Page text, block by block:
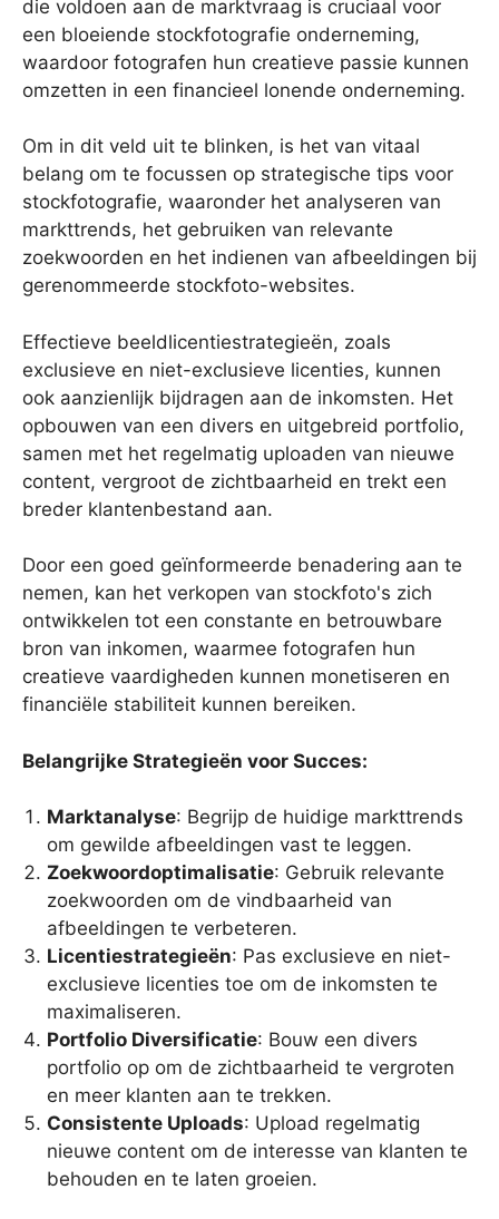
die voldoen aan de marktvraag is cruciaal voor
een bloeiende stockfotografie onderneming,
waardoor fotografen hun creatieve passie kunnen
omzetten in een financieel lonende onderneming.
Om in dit veld uit te blinken, is het van vitaal
belang om te focussen op strategische tips voor
stockfotografie, waaronder het analyseren van
markttrends, het gebruiken van relevante
zoekwoorden en het indienen van afbeeldingen bij
gerenommeerde stockfoto-websites.
Effectieve beeldlicentiestrategieën, zoals
exclusieve en niet-exclusieve licenties, kunnen
ook aanzienlijk bijdragen aan de inkomsten. Het
opbouwen van een divers en uitgebreid portfolio,
samen met het regelmatig uploaden van nieuwe
content, vergroot de zichtbaarheid en trekt een
breder klantenbestand aan.
Door een goed geïnformeerde benadering aan te
nemen, kan het verkopen van stockfoto's zich
ontwikkelen tot een constante en betrouwbare
bron van inkomen, waarmee fotografen hun
creatieve vaardigheden kunnen monetiseren en
financiële stabiliteit kunnen bereiken.
Belangrijke Strategieën voor Succes:
Marktanalyse: Begrijp de huidige markttrends
om gewilde afbeeldingen vast te leggen.
Zoekwoordoptimalisatie: Gebruik relevante
zoekwoorden om de vindbaarheid van
afbeeldingen te verbeteren.
Licentiestrategieën: Pas exclusieve en niet-
exclusieve licenties toe om de inkomsten te
maximaliseren.
Portfolio Diversificatie: Bouw een divers
portfolio op om de zichtbaarheid te vergroten
en meer klanten aan te trekken.
Consistente Uploads: Upload regelmatig
nieuwe content om de interesse van klanten te
behouden en te laten groeien.